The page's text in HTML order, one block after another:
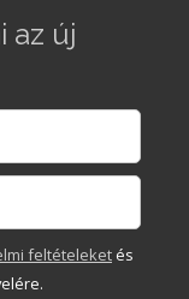
az új
feltételeket és